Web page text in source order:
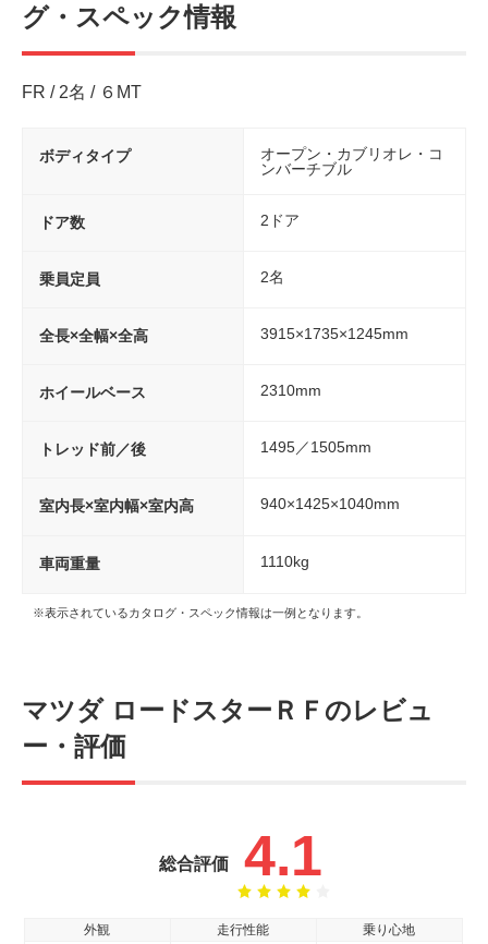
グ・スペック情報
FR / 2名 / ６MT
ボディタイプ
オープン・カブリオレ・コ
ンバーチブル
ドア数 2ドア
乗員定員 2名
全長×全幅×全高 3915×1735×1245mm
ホイールベース 2310mm
トレッド前／後 1495／1505mm
室内長×室内幅×室内高 940×1425×1040mm
車両重量 1110kg
※表示されているカタログ・スペック情報は一例となります。
マツダ ロードスターＲＦのレビュ
ー・評価
総合評価 4.1
外観 走行性能 乗り心地